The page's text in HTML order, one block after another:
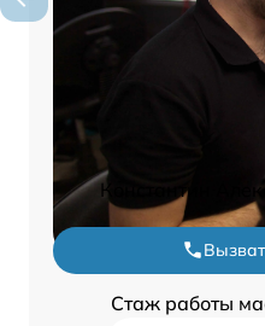
Константин
Стаж работы